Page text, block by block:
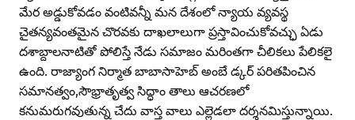
మేర అడ్డుకోవడం వంటివన్నీ మన దేశంలో న్యాయ వ్యవస్థ
చైతన్యవంతమైన చొరవకు దాఖలాలుగా ప్రస్తావించుకోవచ్ఛు ఏడు
దశాబ్దాలనాటితో పోలిస్తే నేడు సమాజం మరింతగా చీలికలు పేలికలై
ఉంది. రాజ్యాంగ నిర్మాత బాబాసాహెబ్‌ అంబే డ్కర్‌ పరితపించిన
సమానత్వం,సౌభ్రాతృత్వ సిద్ధాం తాలు ఆచరణలో
కనుమరుగవుతున్న చేదు వాస్త వాలు ఎల్లెడలా దర్శనమిస్తున్నాయి.